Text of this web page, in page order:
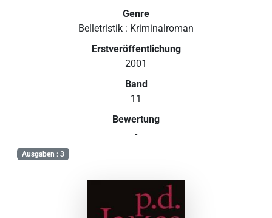
Genre
Belletristik : Kriminalroman
Erstveröffentlichung
2001
Band
11
Bewertung
-
Ausgaben : 3